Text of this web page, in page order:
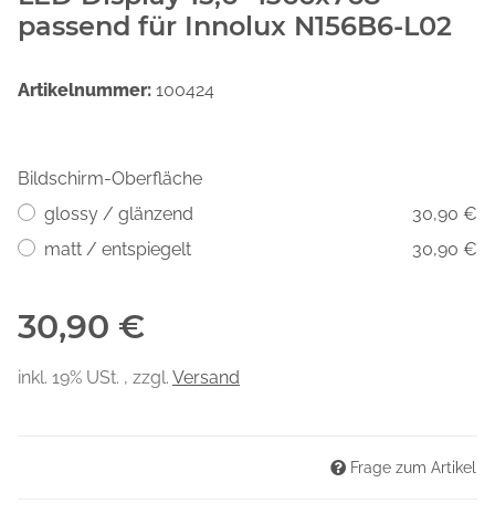
passend für Innolux N156B6-L02
Artikelnummer: 100424
Bildschirm-Oberfläche
glossy / glänzend
30,90 €
matt / entspiegelt
30,90 €
30,90 €
inkl. 19% USt. , zzgl. Versand
Frage zum Artikel